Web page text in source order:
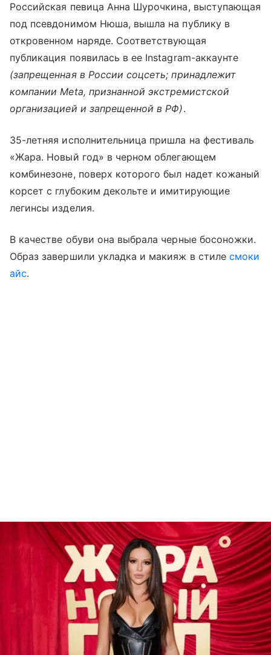
Российская певица Анна Шурочкина, выступающая
под псевдонимом Нюша, вышла на публику в
откровенном наряде. Соответствующая
публикация появилась в ее Instagram-аккаунте
(запрещенная в России соцсеть; принадлежит
компании Meta, признанной экстремистской
организацией и запрещенной в РФ).
35-летняя исполнительница пришла на фестиваль
«Жара. Новый год» в черном облегающем
комбинезоне, поверх которого был надет кожаный
корсет с глубоким декольте и имитирующие
легинсы изделия.
В качестве обуви она выбрала черные босоножки.
Образ завершили укладка и макияж в стиле смоки
айс.